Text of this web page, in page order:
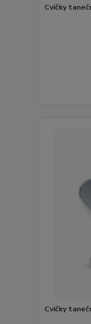
Cvičky
Cvičky